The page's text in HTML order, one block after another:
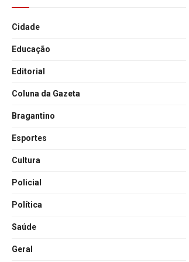
Cidade
Educação
Editorial
Coluna da Gazeta
Bragantino
Esportes
Cultura
Policial
Política
Saúde
Geral